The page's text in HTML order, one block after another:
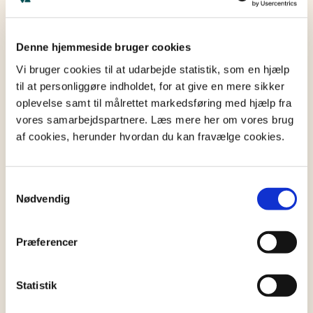
Denne hjemmeside bruger cookies
Vi bruger cookies til at udarbejde statistik, som en hjælp
til at personliggøre indholdet, for at give en mere sikker
oplevelse samt til målrettet markedsføring med hjælp fra
vores samarbejdspartnere. Læs mere her om vores brug
af cookies, herunder hvordan du kan fravælge cookies.
Nødvendig
Præferencer
Statistik
Det tager ofte flere måneder fra indsendelse af
fra dødsfald til endelig udbetaling – medmindre
arvingerne vælger a conto-udlodning tidligere i
forløbet.
Hvem udbetaler arven?
hvoraf afdødes midler samles, og herfra betales
boets udgifter og eventuel
boafgift. Når
Skattestyrelsen, og alle forpligtelser er opfyldt,
Arven kan også bestå af aktiver som ejendom eller